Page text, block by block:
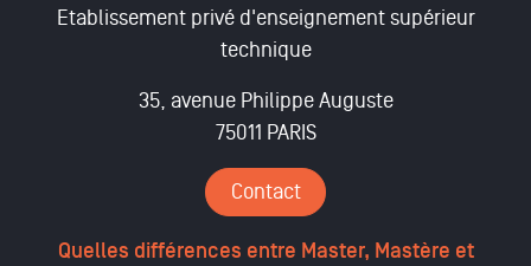
Etablissement privé d'enseignement supérieur
technique
35, avenue Philippe Auguste
75011 PARIS
Contact
Quelles différences entre Master, Mastère et